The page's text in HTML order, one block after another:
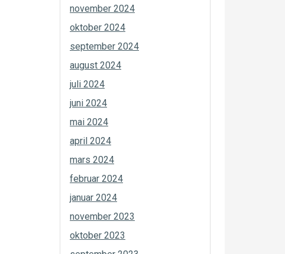
november 2024
oktober 2024
september 2024
august 2024
juli 2024
juni 2024
mai 2024
april 2024
mars 2024
februar 2024
januar 2024
november 2023
oktober 2023